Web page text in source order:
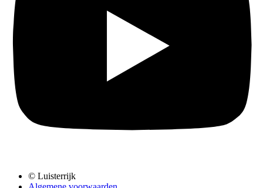
© Luisterrijk